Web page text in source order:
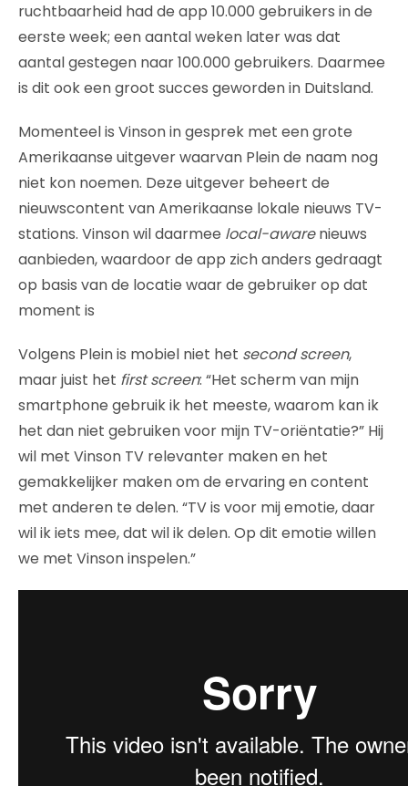
ruchtbaarheid had de app 10.000 gebruikers in de
eerste week; een aantal weken later was dat
aantal gestegen naar 100.000 gebruikers. Daarmee
is dit ook een groot succes geworden in Duitsland.
Momenteel is Vinson in gesprek met een grote
Amerikaanse uitgever waarvan Plein de naam nog
niet kon noemen. Deze uitgever beheert de
nieuwscontent van Amerikaanse lokale nieuws TV-
stations. Vinson wil daarmee local-awarenieuws
aanbieden, waardoor de app zich anders gedraagt
op basis van de locatie waar de gebruiker op dat
moment is
Volgens Plein is mobiel niet het second screen,
maar juist het first screen: “Het scherm van mijn
smartphone gebruik ik het meeste, waarom kan ik
het dan niet gebruiken voor mijn TV-oriëntatie?” Hij
wil met Vinson TV relevanter maken en het
gemakkelijker maken om de ervaring en content
met anderen te delen. “TV is voor mij emotie, daar
wil ik iets mee, dat wil ik delen. Op dit emotie willen
we met Vinson inspelen.”